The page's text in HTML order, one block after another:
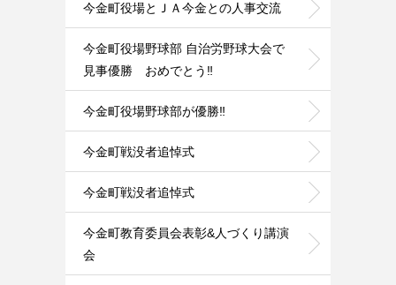
今金町役場とＪＡ今金との人事交流
今金町役場野球部 自治労野球大会で
見事優勝 おめでとう‼️
今金町役場野球部が優勝‼️
今金町戦没者追悼式
今金町戦没者追悼式
今金町教育委員会表彰&人づくり講演
会